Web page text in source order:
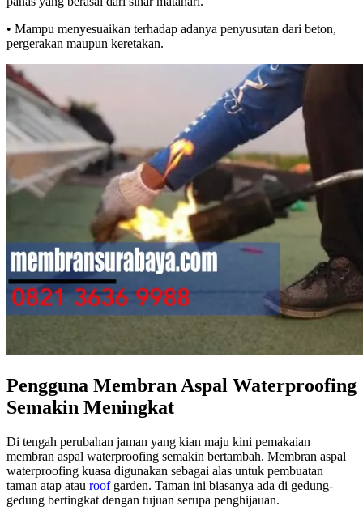
• Mampu menyesuaikan terhadap adanya penyusutan dari beton,
pergerakan maupun keretakan.
Pengguna Membran Aspal Waterproofing
Semakin Meningkat
Di tengah perubahan jaman yang kian maju kini pemakaian
membran aspal waterproofing semakin bertambah. Membran aspal
waterproofing kuasa digunakan sebagai alas untuk pembuatan
taman atap atau roofgarden. Taman ini biasanya ada di gedung-
gedung bertingkat dengan tujuan serupa penghijauan.